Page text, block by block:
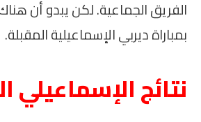
الفريق الجماعية. لكن يبدو أن
بمباراة ديربي الإسماعيلية المقبلة.
نتائج الإسماعيلي